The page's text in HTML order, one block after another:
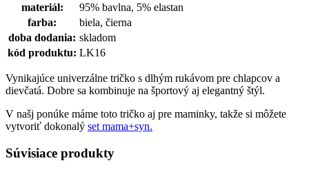
materiál:
95% bavlna, 5% elastan
farba:
biela, čierna
doba dodania: skladom
kód produktu: LK16
Vynikajúce univerzálne tričko s dlhým rukávom pre chlapcov a
dievčatá. Dobre sa kombinuje na športový aj elegantný štýl.
V našj ponúke máme toto tričko aj pre maminky, takže si môžete
vytvoriť dokonalý set mama+syn.
Súvisiace produkty